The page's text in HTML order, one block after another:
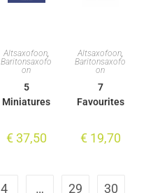
Altsaxofoon,
Baritonsaxofo
on
5
Miniatures
€37,50
Altsaxofoon,
Baritonsaxofo
on
7
Favourites
€19,70
4 … 29 30